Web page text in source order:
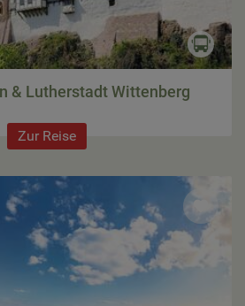
& Lutherstadt Wittenberg
Zur Reise